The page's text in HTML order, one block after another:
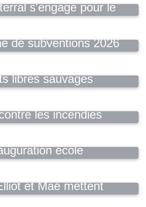
s'engage pour le
logement
de subventions 2026
libres sauvages
les incendies
école
Bonnel
et Maé mettent
à l'honneur